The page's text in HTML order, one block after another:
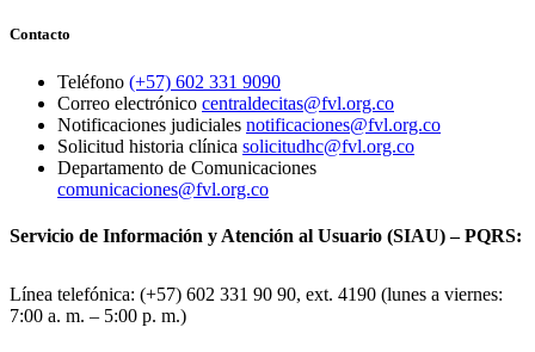
Contacto
Teléfono (+57) 602 331 9090
Correo electrónico centraldecitas@fvl.org.co
Notificaciones judiciales notificaciones@fvl.org.co
Solicitud historia clínica solicitudhc@fvl.org.co
Departamento de Comunicaciones
comunicaciones@fvl.org.co
Servicio de Información y Atención al Usuario (SIAU) – PQRS:
Línea telefónica: (+57) 602 331 90 90, ext. 4190 (lunes a viernes:
7:00 a. m. – 5:00 p. m.)